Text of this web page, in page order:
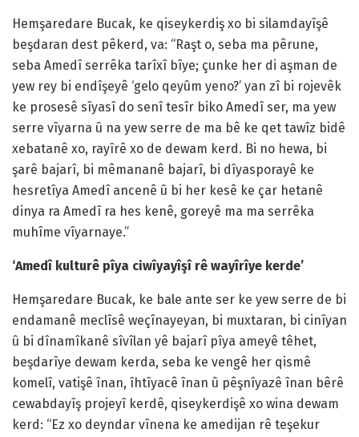
Hemşaredare Bucak, ke qiseykerdiş xo bi silamdayîşê
beşdaran dest pêkerd, va: “Raşt o, seba ma pêrune,
seba Amedî serrêka tarîxî bîye; çunke her di aşman de
yew rey bi endîşeyê ‘gelo qeyûm yeno?’ yan zî bi rojevêk
ke prosesê sîyasî do senî tesîr biko Amedî ser, ma yew
serre vîyarna û na yew serre de ma bê ke qet tawîz bidê
xebatanê xo, rayîrê xo de dewam kerd. Bi no hewa, bi
şarê bajarî, bi mêmananê bajarî, bi dîyasporayê ke
hesretîya Amedî ancenê û bi her kesê ke çar hetanê
dinya ra Amedî ra hes kenê, goreyê ma ma serrêka
muhîme vîyarnaye.”
‘Amedî kulturê pîya ciwîyayîşî rê wayîrîye kerde’
Hemşaredare Bucak, ke bale ante ser ke yew serre de bi
endamanê meclîsê weçînayeyan, bi muxtaran, bi cinîyan
û bi dînamîkanê sîvîlan yê bajarî pîya ameyê têhet,
beşdarîye dewam kerda, seba ke vengê her qismê
komelî, vatişê înan, îhtîyacê înan û pêşnîyazê înan bêrê
cewabdayîş projeyî kerdê, qiseykerdişê xo wina dewam
kerd: “Ez xo deyndar vînena ke amedijan rê teşekur